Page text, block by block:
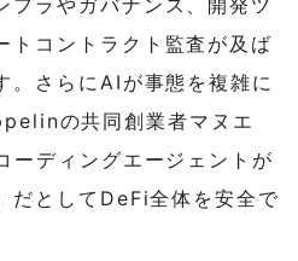
トコントラクト監査が及ば
。さらにAIが事態を複雑に
の共同創業者マヌエ
ーディングエージェントが
だとしてDeFi全体を安全で